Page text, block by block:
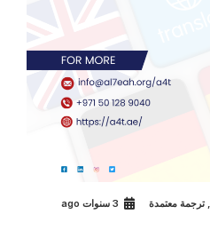
,ترجمة معتمدة
3 سنوات ago